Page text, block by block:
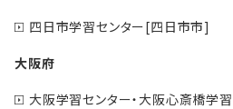
四日市学習センター[四日市市]
大阪府
大阪学習センター・大阪心斎橋学